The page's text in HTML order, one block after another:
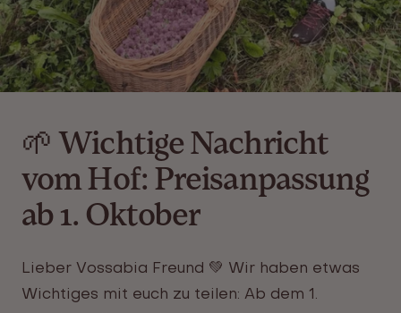
🌱 Wichtige Nachricht
vom Hof: Preisanpassung
ab 1. Oktober
Lieber Vossabia Freund 💚 Wir haben etwas
Wichtiges mit euch zu teilen: Ab dem 1.